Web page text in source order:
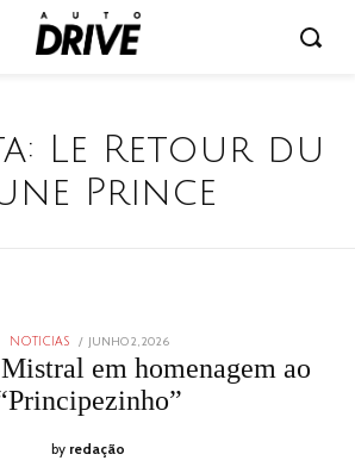
Le Retour du
Prince
NOTICIAS
POSTED
JUNHO 2, 2026
2026
em homenagem ao
by redação